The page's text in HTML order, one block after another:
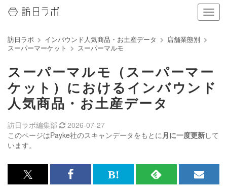
ナ
ビ
ン
の
表
り
る
訪日ラボ インバウンド人気商品・お土産データ
店舗業態別
スーパーマーケット
スーパーマルモ
スーパーマルモ（スーパーマー
ケット）におけるインバウンド
人気商品・お土産データ
このページはPayke社のスキャンデータをもとに月に一度更新して
います。
訪日ラボ編集部 2026-07-27
x<br>
Facebook<br>
は
RSS
メ